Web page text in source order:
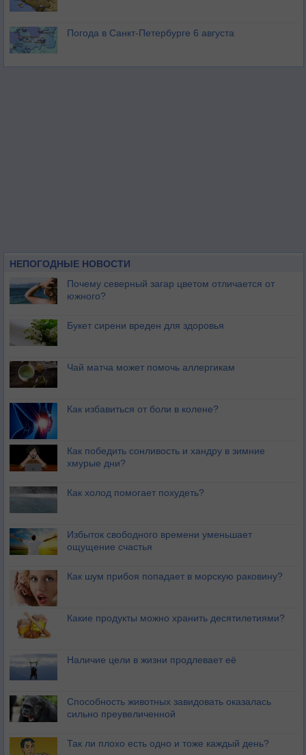
Погода в Санкт-Петербурге 6 августа
НЕПОГОДНЫЕ НОВОСТИ
Почему северный загар цветом отличается от
южного?
Букет сирени вреден для здоровья
Чай матча может помочь аллергикам
Как избавиться от боли в колене?
Как победить сонливость и хандру в зимние
хмурые дни?
Как холод помогает похудеть?
Избыток свободного времени уменьшает
ощущение счастья
Как шум прибоя попадает в морскую раковину?
Какие продукты можно хранить десятилетиями?
Наличие цели в жизни продлевает её
Способность животных завидовать оказалась
сильно преувеличенной
Так ли плохо есть одно и тоже каждый день?